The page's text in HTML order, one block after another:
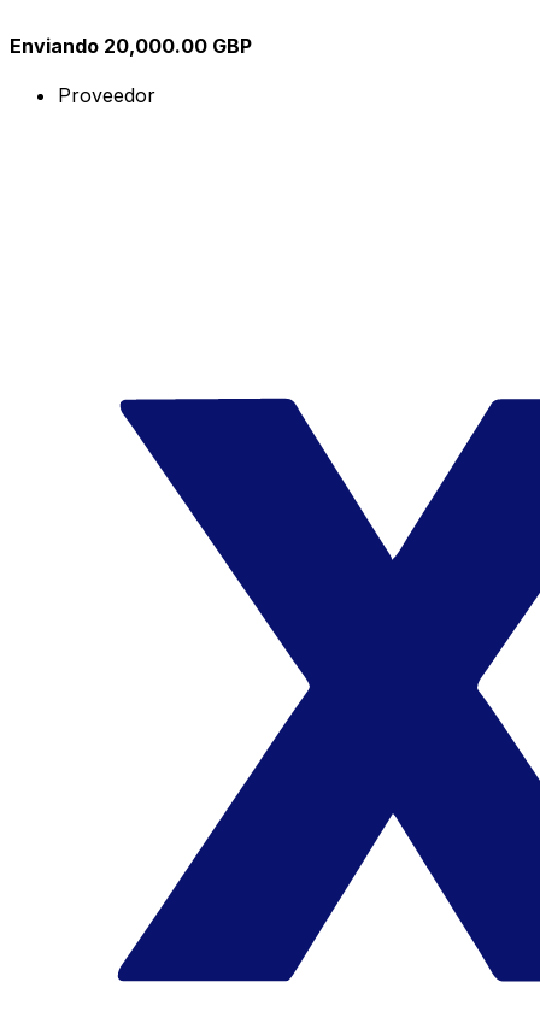
Enviando 20,000.00 GBP
Proveedor